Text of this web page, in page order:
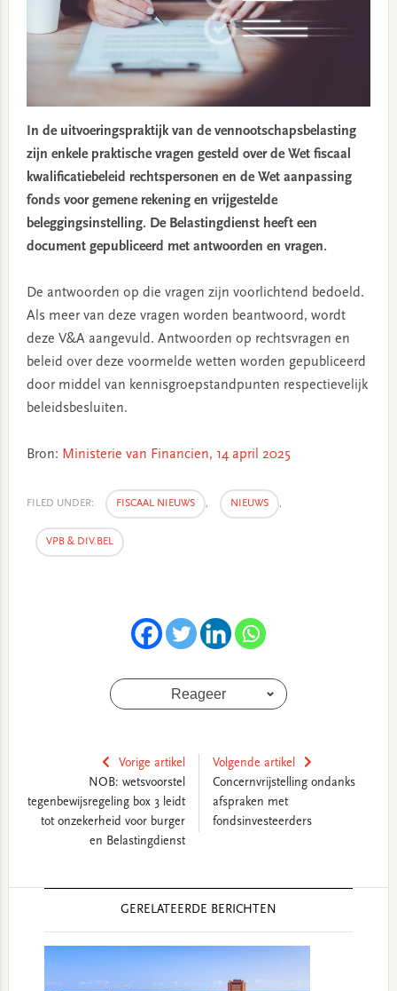
In de uitvoeringspraktijk van de vennootschapsbelasting
zijn enkele praktische vragen gesteld over de Wet fiscaal
kwalificatiebeleid rechtspersonen en de Wet aanpassing
fonds voor gemene rekening en vrijgestelde
beleggingsinstelling. De Belastingdienst heeft een
document gepubliceerd met antwoorden en vragen.
De antwoorden op die vragen zijn voorlichtend bedoeld.
Als meer van deze vragen worden beantwoord, wordt
deze V&A aangevuld. Antwoorden op rechtsvragen en
beleid over deze voormelde wetten worden gepubliceerd
door middel van kennisgroepstandpunten respectievelijk
beleidsbesluiten.
Bron: Ministerie van Financien, 14 april 2025
FILED UNDER: FISCAAL NIEUWS , NIEUWS ,
VPB & DIV.BEL
Reageer
Vorige artikel
NOB: wetsvoorstel
tegenbewijsregeling box 3 leidt
tot onzekerheid voor burger
en Belastingdienst
Volgende artikel
Concernvrijstelling ondanks
afspraken met
fondsinvesteerders
GERELATEERDE BERICHTEN